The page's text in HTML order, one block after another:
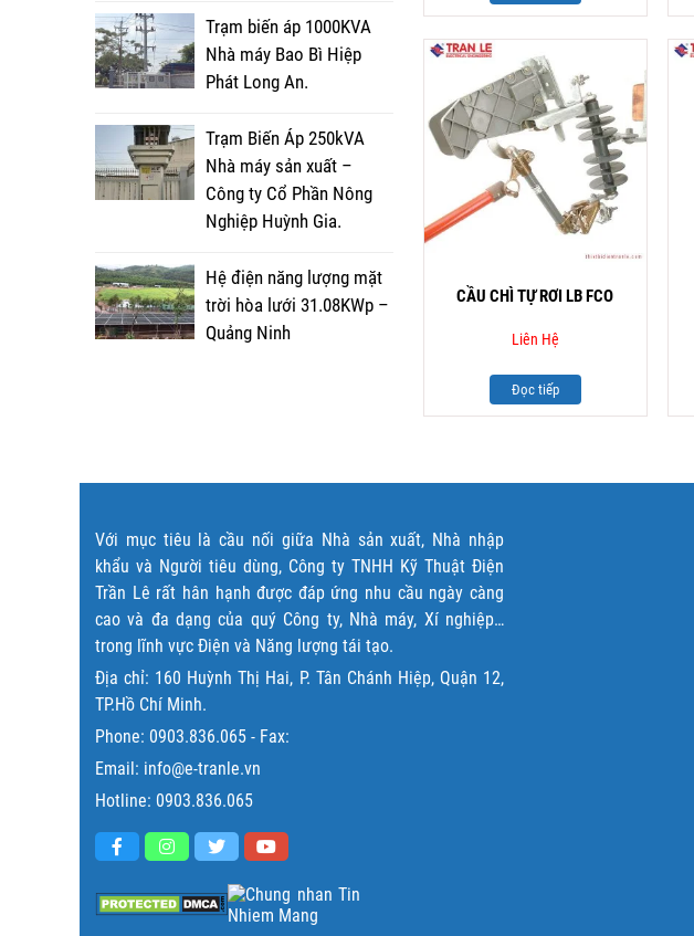
Trạm biến áp 1000KVA
Nhà máy Bao Bì Hiệp
Phát Long An.
Trạm Biến Áp 250kVA
Nhà máy sản xuất –
Công ty Cổ Phần Nông
Nghiệp Huỳnh Gia.
Hệ điện năng lượng mặt
trời hòa lưới 31.08KWp –
Quảng Ninh
CẦU CHÌ TỰ RƠI LB FCO
Liên Hệ
Đọc tiếp
Với mục tiêu là cầu nối giữa Nhà sản xuất, Nhà nhập
khẩu và Người tiêu dùng, Công ty TNHH Kỹ Thuật Điện
Trần Lê rất hân hạnh được đáp ứng nhu cầu ngày càng
cao và đa dạng của quý Công ty, Nhà máy, Xí nghiệp…
trong lĩnh vực Điện và Năng lượng tái tạo.
Địa chỉ: 160 Huỳnh Thị Hai, P. Tân Chánh Hiệp, Quận 12,
TP.Hồ Chí Minh.
Phone: 0903.836.065 - Fax:
Email: info@e-tranle.vn
Hotline: 0903.836.065